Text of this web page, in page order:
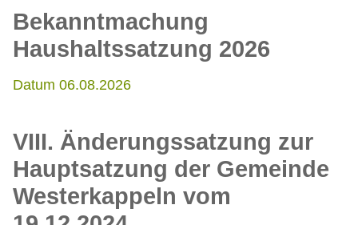
Bekanntmachung
Haushaltssatzung 2026
Datum 06.08.2026
VIII. Änderungssatzung zur
Hauptsatzung der Gemeinde
Westerkappeln vom